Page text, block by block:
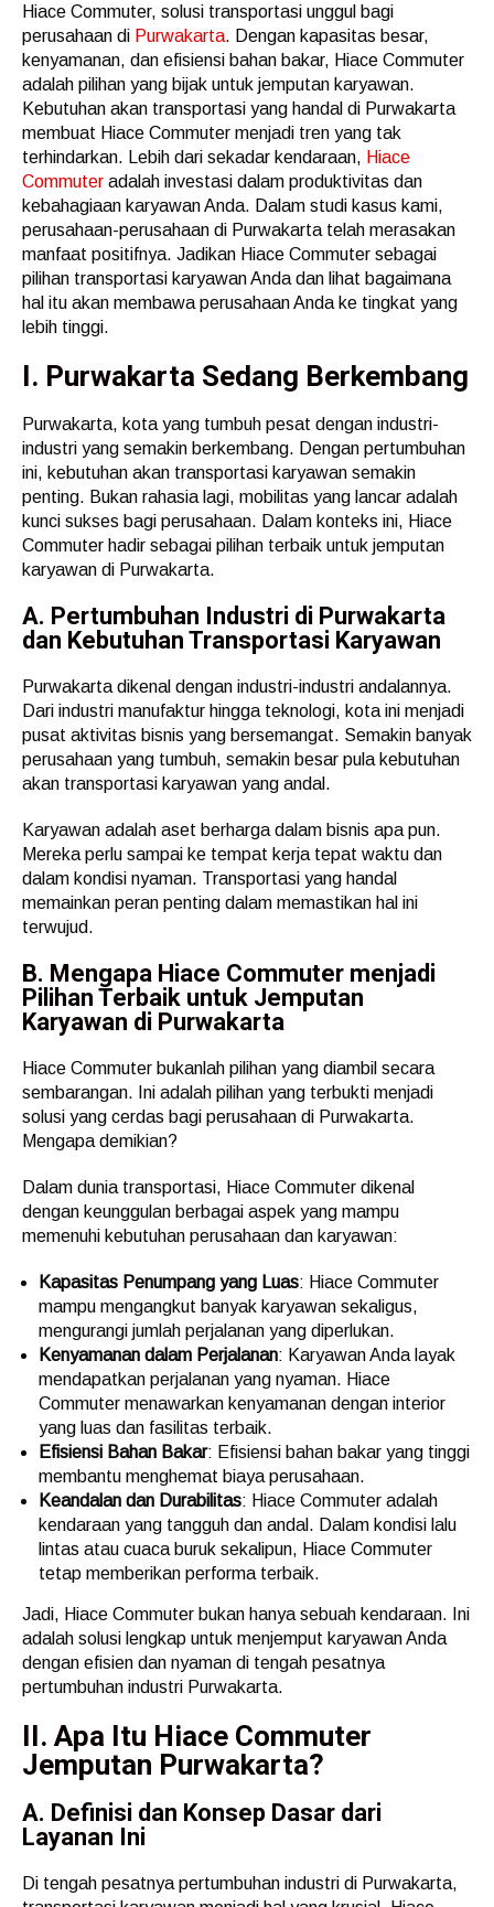
Hiace Commuter, solusi transportasi unggul bagi
perusahaan di Purwakarta. Dengan kapasitas besar,
kenyamanan, dan efisiensi bahan bakar, Hiace Commuter
adalah pilihan yang bijak untuk jemputan karyawan.
Kebutuhan akan transportasi yang handal di Purwakarta
membuat Hiace Commuter menjadi tren yang tak
terhindarkan. Lebih dari sekadar kendaraan, Hiace
Commuter adalah investasi dalam produktivitas dan
kebahagiaan karyawan Anda. Dalam studi kasus kami,
perusahaan-perusahaan di Purwakarta telah merasakan
manfaat positifnya. Jadikan Hiace Commuter sebagai
pilihan transportasi karyawan Anda dan lihat bagaimana
hal itu akan membawa perusahaan Anda ke tingkat yang
lebih tinggi.
I. Purwakarta Sedang Berkembang
Purwakarta, kota yang tumbuh pesat dengan industri-
industri yang semakin berkembang. Dengan pertumbuhan
ini, kebutuhan akan transportasi karyawan semakin
penting. Bukan rahasia lagi, mobilitas yang lancar adalah
kunci sukses bagi perusahaan. Dalam konteks ini, Hiace
Commuter hadir sebagai pilihan terbaik untuk jemputan
karyawan di Purwakarta.
A. Pertumbuhan Industri di Purwakarta
dan Kebutuhan Transportasi Karyawan
Purwakarta dikenal dengan industri-industri andalannya.
Dari industri manufaktur hingga teknologi, kota ini menjadi
pusat aktivitas bisnis yang bersemangat. Semakin banyak
perusahaan yang tumbuh, semakin besar pula kebutuhan
akan transportasi karyawan yang andal.
Karyawan adalah aset berharga dalam bisnis apa pun.
Mereka perlu sampai ke tempat kerja tepat waktu dan
dalam kondisi nyaman. Transportasi yang handal
memainkan peran penting dalam memastikan hal ini
terwujud.
B. Mengapa Hiace Commuter menjadi
Pilihan Terbaik untuk Jemputan
Karyawan di Purwakarta
Hiace Commuter bukanlah pilihan yang diambil secara
sembarangan. Ini adalah pilihan yang terbukti menjadi
solusi yang cerdas bagi perusahaan di Purwakarta.
Mengapa demikian?
Dalam dunia transportasi, Hiace Commuter dikenal
dengan keunggulan berbagai aspek yang mampu
memenuhi kebutuhan perusahaan dan karyawan:
Kapasitas Penumpang yang Luas: Hiace Commuter
mampu mengangkut banyak karyawan sekaligus,
mengurangi jumlah perjalanan yang diperlukan.
Kenyamanan dalam Perjalanan: Karyawan Anda layak
mendapatkan perjalanan yang nyaman. Hiace
Commuter menawarkan kenyamanan dengan interior
yang luas dan fasilitas terbaik.
Efisiensi Bahan Bakar: Efisiensi bahan bakar yang tinggi
membantu menghemat biaya perusahaan.
Keandalan dan Durabilitas: Hiace Commuter adalah
kendaraan yang tangguh dan andal. Dalam kondisi lalu
lintas atau cuaca buruk sekalipun, Hiace Commuter
tetap memberikan performa terbaik.
Jadi, Hiace Commuter bukan hanya sebuah kendaraan. Ini
adalah solusi lengkap untuk menjemput karyawan Anda
dengan efisien dan nyaman di tengah pesatnya
pertumbuhan industri Purwakarta.
II. Apa Itu Hiace Commuter
Jemputan Purwakarta?
A. Definisi dan Konsep Dasar dari
Layanan Ini
Di tengah pesatnya pertumbuhan industri di Purwakarta,